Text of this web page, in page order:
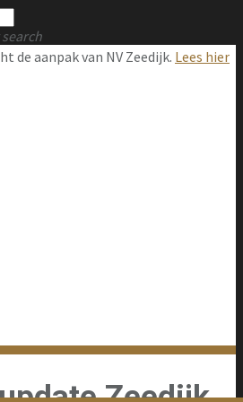
de aanpak van NV Zeedijk. Lees hier